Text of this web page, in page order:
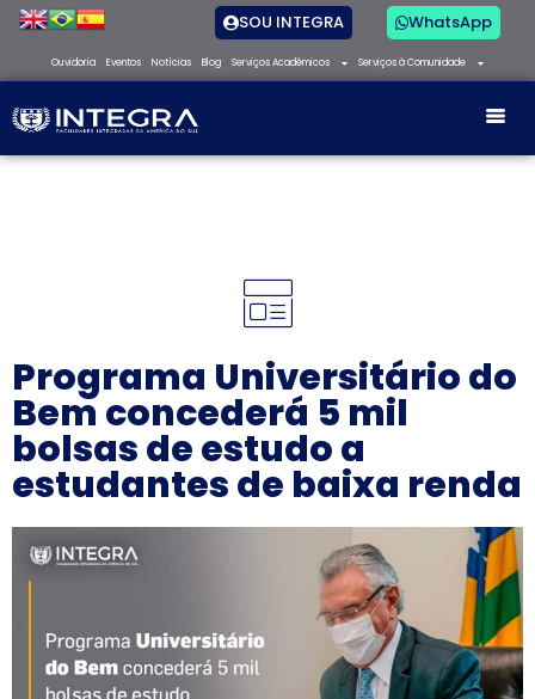
SOU INTEGRA WhatsApp
Ouvidoria Eventos Notícias Blog Serviços Acadêmicos Serviços à Comunidade
Programa Universitário do
Bem concederá 5 mil
bolsas de estudo a
estudantes de baixa renda